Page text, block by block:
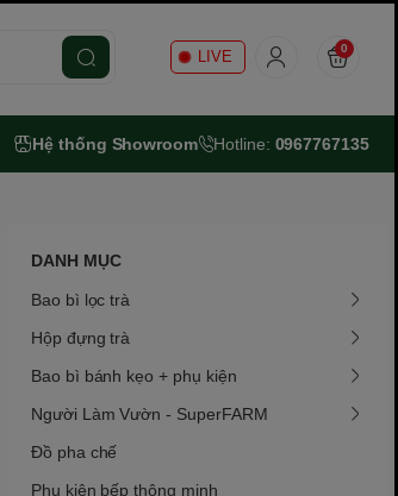
LIVE 0
Hệ thống Showroom Hotline: 0967767135
DANH MỤC
Bao bì lọc trà
Hộp đựng trà
Bao bì bánh kẹo + phụ kiện
Người Làm Vườn - SuperFARM
Đồ pha chế
Phụ kiện bếp thông minh